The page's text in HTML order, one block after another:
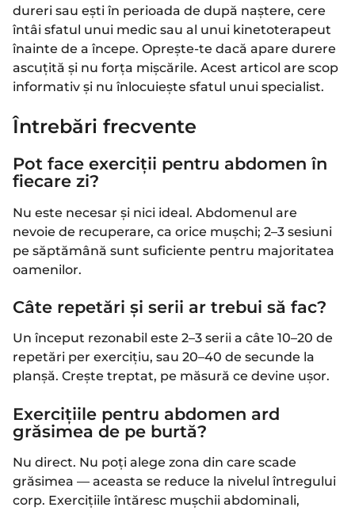
dureri sau ești în perioada de după naștere, cere
întâi sfatul unui medic sau al unui kinetoterapeut
înainte de a începe. Oprește-te dacă apare durere
ascuțită și nu forța mișcările. Acest articol are scop
informativ și nu înlocuiește sfatul unui specialist.
Întrebări frecvente
Pot face exerciții pentru abdomen în
fiecare zi?
Nu este necesar și nici ideal. Abdomenul are
nevoie de recuperare, ca orice mușchi; 2–3 sesiuni
pe săptămână sunt suficiente pentru majoritatea
oamenilor.
Câte repetări și serii ar trebui să fac?
Un început rezonabil este 2–3 serii a câte 10–20 de
repetări per exercițiu, sau 20–40 de secunde la
planșă. Crește treptat, pe măsură ce devine ușor.
Exercițiile pentru abdomen ard
grăsimea de pe burtă?
Nu direct. Nu poți alege zona din care scade
grăsimea — aceasta se reduce la nivelul întregului
corp. Exercițiile întăresc mușchii abdominali,